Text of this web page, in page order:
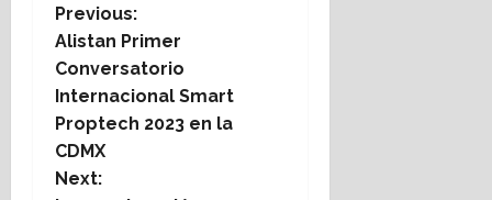
P
o
s
t
Previous:
Alistan Primer
Conversatorio
Internacional Smart
Proptech 2023 en la
CDMX
Next: